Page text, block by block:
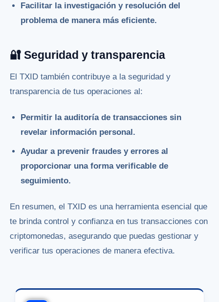
Facilitar la investigación y resolución del
problema de manera más eficiente.
🔐 Seguridad y transparencia
El TXID también contribuye a la seguridad y
transparencia de tus operaciones al:
Permitir la auditoría de transacciones sin
revelar información personal.
Ayudar a prevenir fraudes y errores al
proporcionar una forma verificable de
seguimiento.
En resumen, el TXID es una herramienta esencial que
te brinda control y confianza en tus transacciones con
criptomonedas, asegurando que puedas gestionar y
verificar tus operaciones de manera efectiva.